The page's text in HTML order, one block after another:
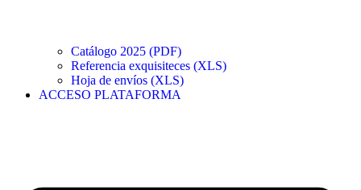
Catálogo 2025 (PDF)
Referencia exquisiteces (XLS)
Hoja de envíos (XLS)
ACCESO PLATAFORMA